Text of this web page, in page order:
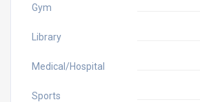
Gym
Library
Medical/Hospital
Sports